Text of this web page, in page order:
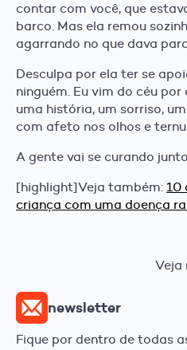
contar com você, que
barco. Mas ela remou
agarrando no que dava
Desculpa por ela ter se
ninguém. Eu vim do céu
uma história, um sorriso,
com afeto nos olhos e
A gente vai se curando
[highlight]Veja também: 10
criança com uma doença
Veja
newsletter
Fique por dentro de todas